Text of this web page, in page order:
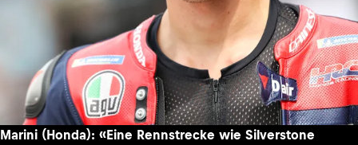
Marini (Honda): «Eine Rennstrecke wie Silverstone